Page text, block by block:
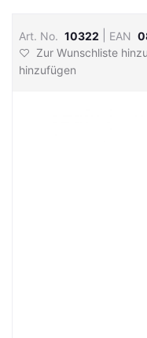
Art. No. 10322 EAN
Zur Wunschliste
hinzufügen